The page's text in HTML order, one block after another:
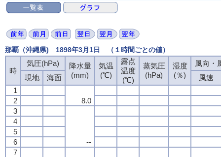
那覇（沖縄県) 1898年3月1日 （１時間ごとの値）
時
気圧(hPa)
降水量
(mm)
気温
(℃)
露点
温度
(℃)
蒸気圧
(hPa)
湿度
(％)
風向・
現地
海面
風速
1
8.0
2
3
--
4
5
6
7